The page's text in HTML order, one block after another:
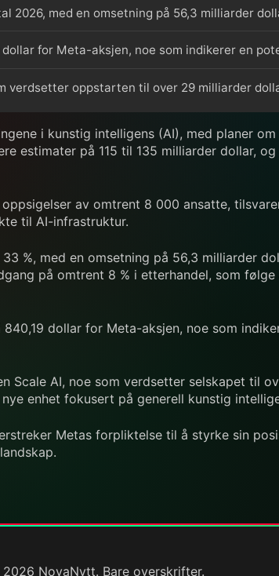
med en omsetning på 56,3 milliarder
for Meta-aksjen, noe som indikerer en
verdsetter oppstarten til over 29 milliarder
i kunstig intelligens (AI), med planer
estimater på 115 til 135 milliarder dollar,
av omtrent 8 000 ansatte,
til AI-infrastruktur.
%, med en omsetning på 56,3 milliarder
på omtrent 8 % i etterhandel, som
dollar for Meta-aksjen, noe som
Scale AI, noe som verdsetter selskapet til
enhet fokusert på generell kunstig
Metas forpliktelse til å styrke sin
NovaNytt. Bare overskrifter.